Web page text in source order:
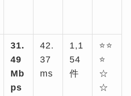
31.
49
Mb
ps
42.
37
ms
1,1
54
件
⭐⭐
⭐
☆
☆